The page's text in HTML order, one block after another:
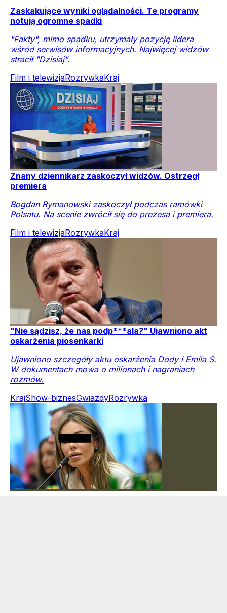
Zaskakujące wyniki oglądalności. Te programy
notują ogromne spadki
"Fakty", mimo spadku, utrzymały pozycję lidera
wśród serwisów informacyjnych. Najwięcej widzów
stracił "Dzisiaj".
Film i telewizjaRozrywkaKraj
Znany dziennikarz zaskoczył widzów. Ostrzegł
premiera
Bogdan Rymanowski zaskoczył podczas ramówki
Polsatu. Na scenie zwrócił się do prezesa i premiera.
Film i telewizjaRozrywkaKraj
"Nie sądzisz, że nas podp***ala?" Ujawniono akt
oskarżenia piosenkarki
Ujawniono szczegóły aktu oskarżenia Dody i Emila S.
W dokumentach mowa o milionach i nagraniach
rozmów.
KrajShow-biznesGwiazdyRozrywka